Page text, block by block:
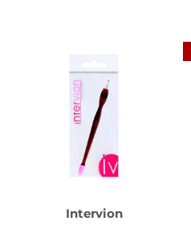
Intervion